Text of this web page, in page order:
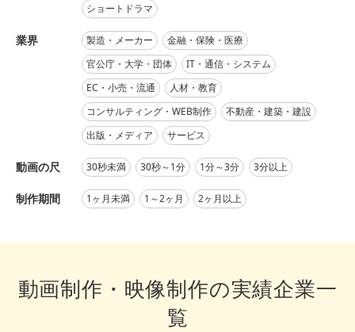
ショートドラマ
業界 製造・メーカー
金融・保険・医療
官公庁・大学・団体
IT・通信・システム
EC・小売・流通
人材・教育
コンサルティング・WEB制作
不動産・建築・建設
出版・メディア
サービス
動画の尺 30秒未満 30秒～1分 1分～3分 3分以上
制作期間 1ヶ月未満 1～2ヶ月 2ヶ月以上
動画制作・映像制作の実績企業一
覧